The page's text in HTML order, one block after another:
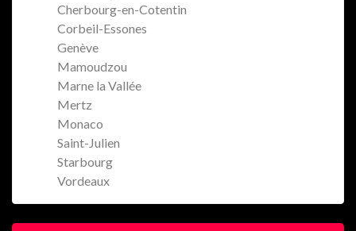
Cherbourg-en-Cotentin
Corbeil-Essones
Genève
Mamoudzou
Marne la Vallée
Mertz
Monaco
Saint-Julien
Starbourg
Vordeaux